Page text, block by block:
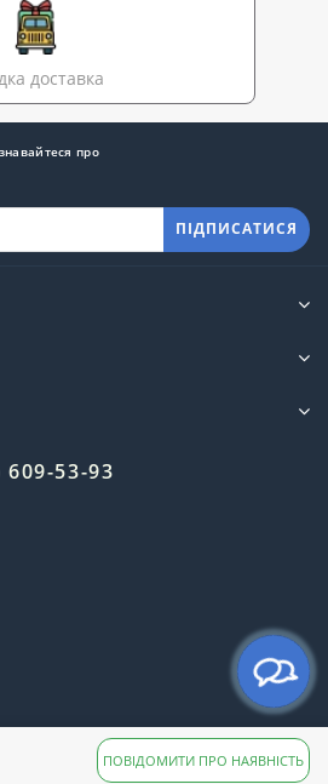
ПОВІДОМИТИ ПРО НАЯВНІСТЬ
доставка
про
ПІДПИСАТИСЯ
609-53-93
© 2023